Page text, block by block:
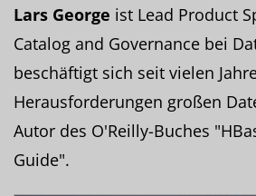
Lars George ist Lead Product
Catalog and Governance bei
beschäftigt sich seit vielen
Herausforderungen großen
Autor des O'Reilly-Buches
Guide".